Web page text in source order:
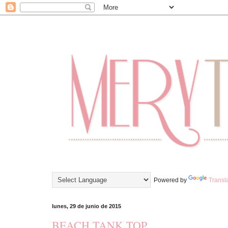
Powered by
lunes, 29 de junio de 2015
BEACH TANK TOP